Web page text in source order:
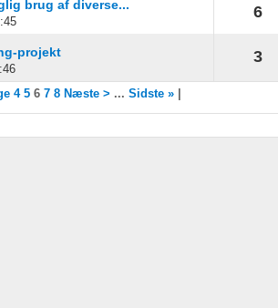
brug af diverse... 6
projekt 3
4 5 6 7 8 Næste > ... Sidste »